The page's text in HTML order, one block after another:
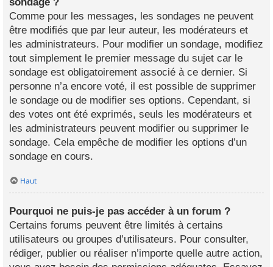
sondage ?
Comme pour les messages, les sondages ne peuvent
être modifiés que par leur auteur, les modérateurs et
les administrateurs. Pour modifier un sondage, modifiez
tout simplement le premier message du sujet car le
sondage est obligatoirement associé à ce dernier. Si
personne n’a encore voté, il est possible de supprimer
le sondage ou de modifier ses options. Cependant, si
des votes ont été exprimés, seuls les modérateurs et
les administrateurs peuvent modifier ou supprimer le
sondage. Cela empêche de modifier les options d’un
sondage en cours.
Haut
Pourquoi ne puis-je pas accéder à un forum ?
Certains forums peuvent être limités à certains
utilisateurs ou groupes d’utilisateurs. Pour consulter,
rédiger, publier ou réaliser n’importe quelle autre action,